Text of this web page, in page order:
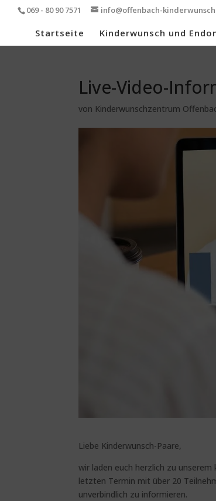
069 - 80 90 7571 info@offenbach-
Startseite Kinderwunsch und
Live-Video-
von Kinderwunschzentrum
Liebe Kinderwunsch-Paare,
wir laden euch herzlich zu
letzten Termin mit über 20
unverbindlich zu informieren.